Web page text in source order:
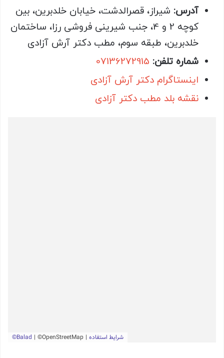
آدرس: شیراز، قصرالدشت، خیابان خلدبرین، بین
کوچه 2 و 4، جنب شیرینی فروشی رزا، ساختمان
خلدبرین، طبقه سوم، مطب دکتر آرش آزادی
شماره تلفن: 07136272915
اینستاگرام دکتر آرش آزادی
نقشه بلد مطب دکتر آزادی